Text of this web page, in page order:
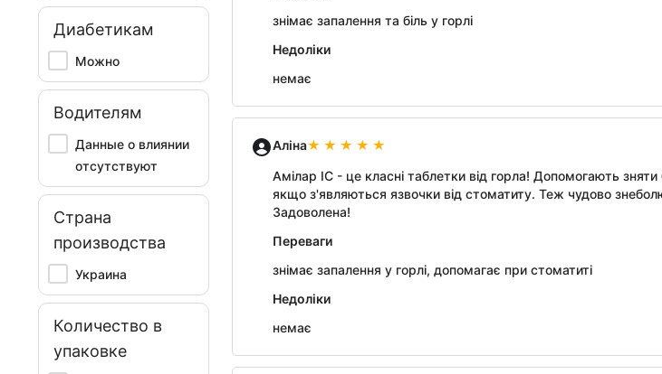
Диабетикам
Можно
Водителям
Данные о влиянии
отсутствуют
Страна
производства
Украина
Количество в
упаковке
знімає запалення та біль у горлі
Недоліки
немає
Аліна
Амілар ІС - це класні таблетки від горла! Допомогають
якщо з'являються язвочки від стоматиту. Теж чудово
Задоволена!
Переваги
знімає запалення у горлі, допомагає при стоматиті
Недоліки
немає